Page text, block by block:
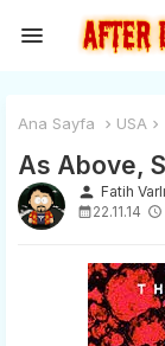
Ana Sayfa USA
As Above,
person Fatih
22.11.14